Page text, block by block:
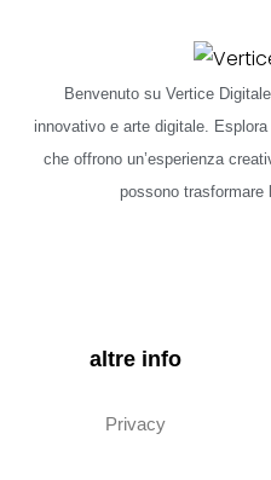
Benvenuto su Vertice
innovativo e arte digitale.
che offrono un’esperienza
possono trasformare
altre info
Privacy